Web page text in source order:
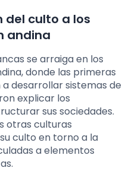
del culto a los
andina
se arraiga en los
donde las primeras
desarrollar sistemas de
explicar los
sus sociedades.
otras culturas
culto en torno a la
a elementos